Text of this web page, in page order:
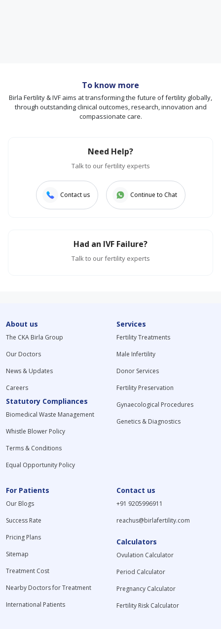
To know more
Birla Fertility & IVF aims at transforming the future of fertility globally,
through outstanding clinical outcomes, research, innovation and
compassionate care.
Need Help?
Talk to our fertility experts
Contact us Continue to Chat
Had an IVF Failure?
Talk to our fertility experts
About us
The CKA Birla Group
Our Doctors
News & Updates
Careers
Statutory Compliances
Biomedical Waste Management
Whistle Blower Policy
Terms & Conditions
Equal Opportunity Policy
Services
Fertility Treatments
Male Infertility
Donor Services
Fertility Preservation
Gynaecological Procedures
Genetics & Diagnostics
For Patients
Our Blogs
Success Rate
Pricing Plans
Sitemap
Treatment Cost
Nearby Doctors for Treatment
International Patients
Contact us
+91 9205996911
reachus@birlafertility.com
Calculators
Ovulation Calculator
Period Calculator
Pregnancy Calculator
Fertility Risk Calculator